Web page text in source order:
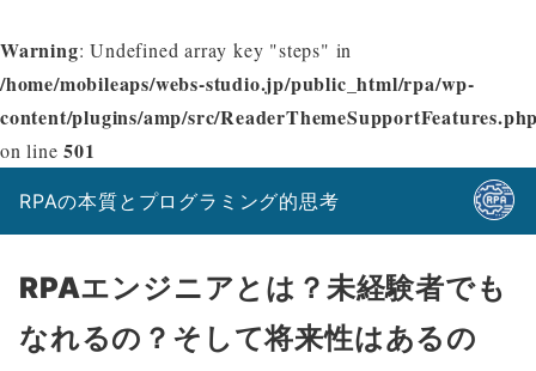
Warning: Undefined array key "steps" in
/home/mobileaps/webs-studio.jp/public_html/rpa/wp-
content/plugins/amp/src/
on line501
RPAの本質とプログラミング的思考
RPAエンジニアとは？未経験者でも
なれるの？そして将来性はあるの